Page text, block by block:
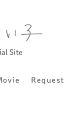
Site
Request